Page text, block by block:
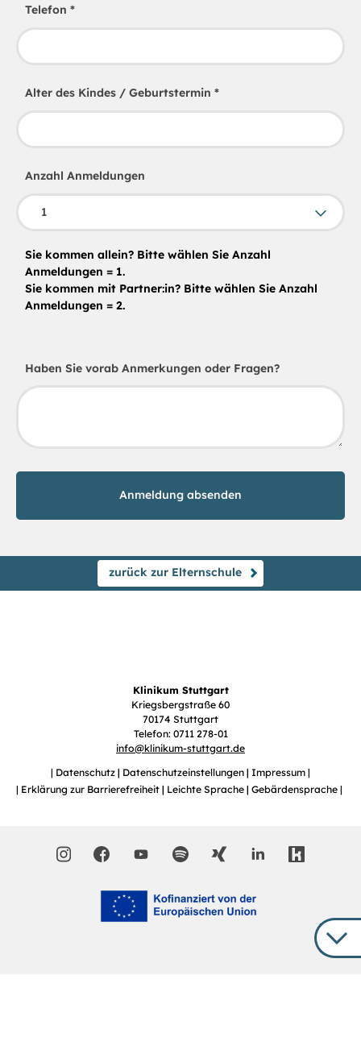
Telefon *
Alter des Kindes / Geburtstermin *
Anzahl Anmeldungen
Sie kommen allein? Bitte wählen Sie Anzahl
Anmeldungen = 1.
Sie kommen mit Partner:in? Bitte wählen Sie Anzahl
Anmeldungen = 2.
Haben Sie vorab Anmerkungen oder Fragen?
zurück zur Elternschule
Klinikum Stuttgart
Kriegsbergstraße 60
70174 Stuttgart
Telefon: 0711 278-01
info@klinikum-stuttgart.de
Datenschutz
Datenschutzeinstellungen Impressum
Erklärung zur Barrierefreiheit
Leichte Sprache Gebärdensprache